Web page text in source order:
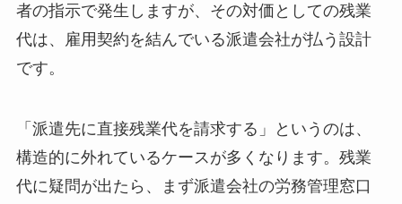
者の指示で発生しますが、その対価としての残業
代は、雇用契約を結んでいる派遣会社が払う設計
です。
「派遣先に直接残業代を請求する」というのは、
構造的に外れているケースが多くなります。残業
代に疑問が出たら、まず派遣会社の労務管理窓口